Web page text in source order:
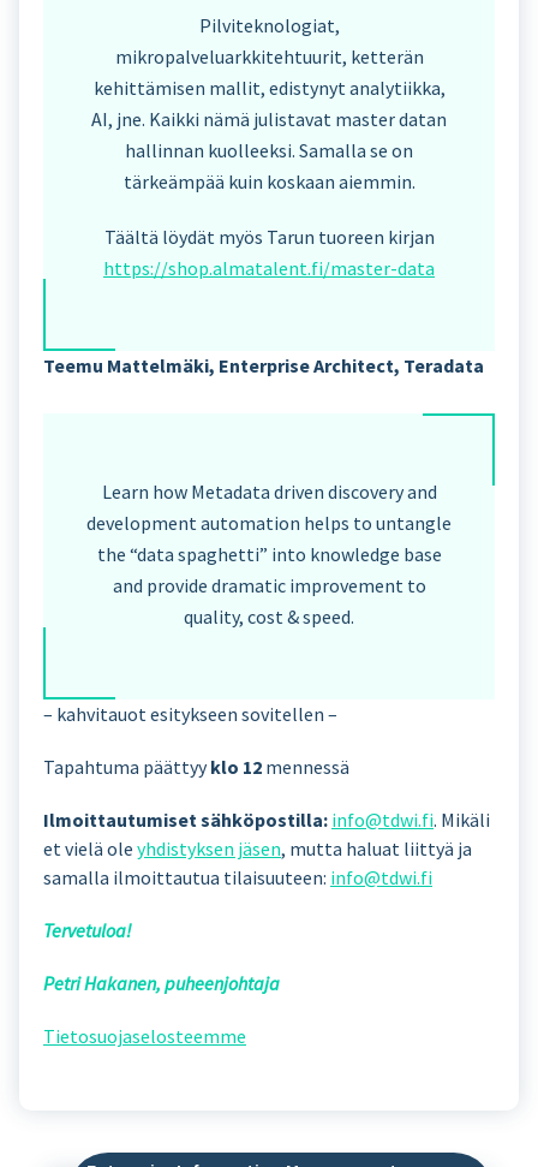
Pilviteknologiat,
mikropalveluarkkitehtuurit, ketterän
kehittämisen mallit, edistynyt analytiikka,
AI, jne. Kaikki nämä julistavat master datan
hallinnan kuolleeksi. Samalla se on
tärkeämpää kuin koskaan aiemmin.
Täältä löydät myös Tarun tuoreen kirjan
https://shop.almatalent.fi/master-data
Teemu Mattelmäki, Enterprise Architect, Teradata
Learn how Metadata driven discovery and
development automation helps to untangle
the “data spaghetti” into knowledge base
and provide dramatic improvement to
quality, cost & speed.
– kahvitauot esitykseen sovitellen –
Tapahtuma päättyyklo 12 mennessä
Ilmoittautumiset sähköpostilla: info@tdwi.fi. Mikäli
et vielä ole yhdistyksen jäsen, mutta haluat liittyä ja
samalla ilmoittautua tilaisuuteen: info@tdwi.fi
Tervetuloa!
Petri Hakanen, puheenjohtaja
Tietosuojaselosteemme